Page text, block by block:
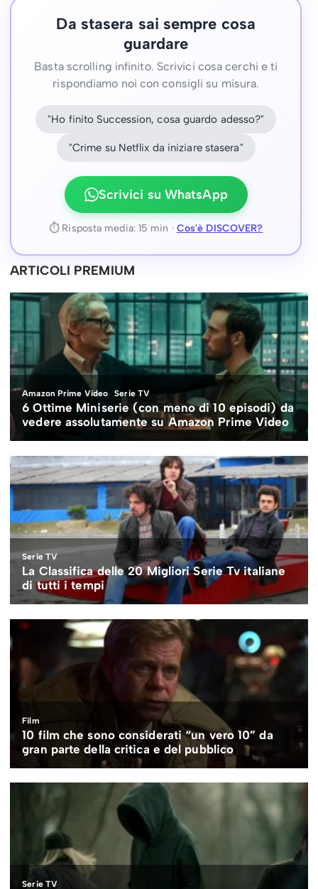
Da stasera sai sempre cosa
guardare
Basta scrolling infinito. Scrivici cosa cerchi e ti
rispondiamo noi con consigli su misura.
"Ho finito Succession, cosa guardo adesso?"
"Crime su Netflix da iniziare stasera"
Scrivici su WhatsApp
⏱ Risposta media: 15 min · Cos'è DISCOVER?
ARTICOLI PREMIUM